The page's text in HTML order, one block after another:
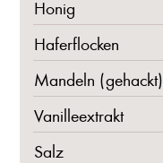
Honig
Haferflocken
Mandeln (gehackt)
Vanilleextrakt
Salz